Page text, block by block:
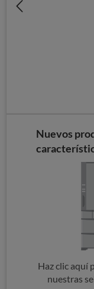
Nuevos
Haz clic aquí
nuestras